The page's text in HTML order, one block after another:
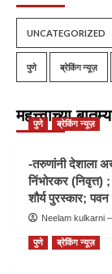
UNCATEGORIZED
पुणे ब्रेकिंग न्यूज़
महत्त्वाच्या
पुणे ब्रेकिंग न्यूज़
-तरुणांनी देशाला
निंभोरकर (निवृत्त)
शौर्य पुरस्कार;
Neelam kulkarni
पुणे ब्रेकिंग न्यूज़